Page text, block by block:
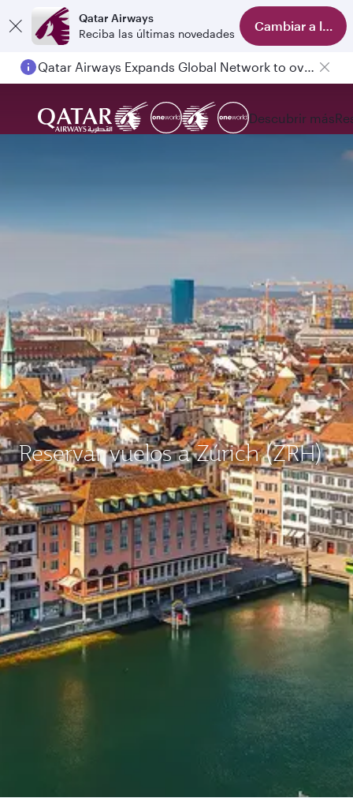
Qatar Airways
Reciba las últimas novedades
Cambiar a la
Passengers flying between Doha and Auckland on QR914 and QR915
Descubrir más
Reservar vuelos a Zúrich (ZRH)